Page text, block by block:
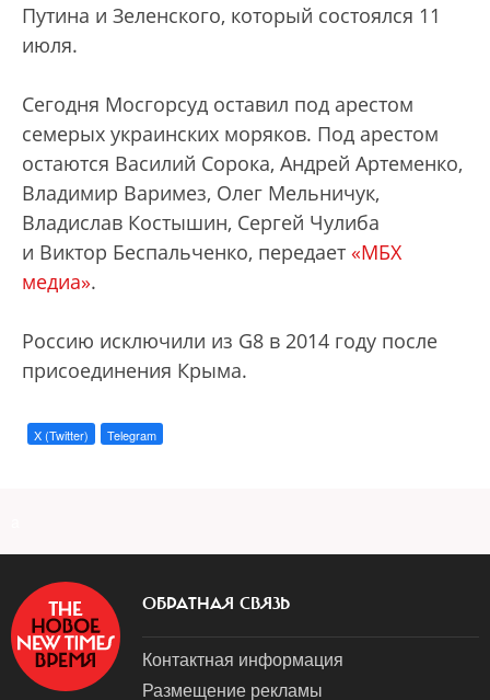
Путина и Зеленского, который состоялся 11
июля.
Сегодня Мосгорсуд оставил под арестом
семерых украинских моряков. Под арестом
остаются Василий Сорока, Андрей Артеменко,
Владимир Варимез, Олег Мельничук,
Владислав Костышин, Сергей Чулиба
и Виктор Беспальченко, передает «МБХ
медиа».
Россию исключили из G8 в 2014 году после
присоединения Крыма.
X (Twitter) Telegram
ОБРАТНАЯ СВЯЗЬ
Контактная информация
Размещение рекламы